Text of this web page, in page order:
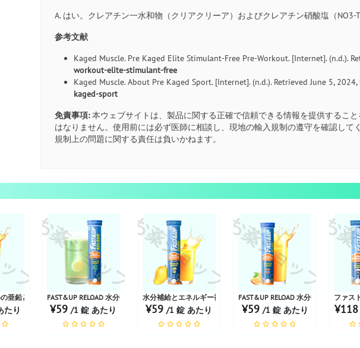
A. はい。クレアチン一水和物（クリアクリーア）およびクレアチン硝酸塩（NO3-
参考文献
Kaged Muscle. Pre Kaged Elite Stimulant-Free Pre-Workout. [Internet]. (n.d.).
workout-elite-stimulant-free
Kaged Muscle. About Pre Kaged Sport. [Internet]. (n.d.). Retrieved June 5, 2024,
kaged-sport
免責事項:本ウェブサイトは、製品に関する正確で信頼できる情報を提供するこ
はなりません。使用前には必ず医師に相談し、現地の輸入規制の遵守を確認し
規制上の問題に関する責任は負いかねます。
プ
亜鉛と D-グルコースを含む FAST&UP RE...
たり
お薬ショップ
FAST&UP RELOAD 水分補給とエネルギー |アム・パンナ
¥59/1 錠 あたり
お薬ショップ
水分補給とエネルギー補給のための電解質とビタミンを瞬...
¥59/1 錠 あたり
お薬ショップ
FAST&UP RELOAD 水分補給とエネル
¥59 /1 錠 あたり
お
ファス
¥118